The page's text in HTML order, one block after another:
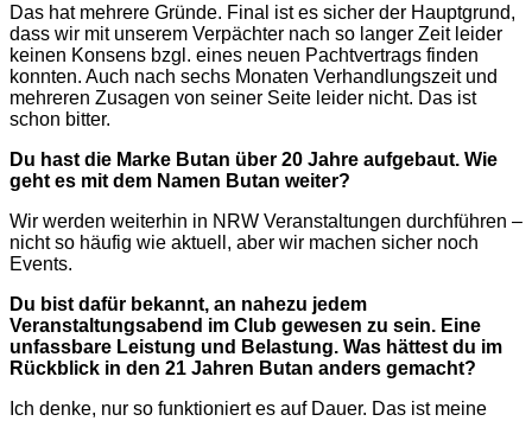
Das hat mehrere Gründe. Final ist es sicher der Hauptgrund,
dass wir mit unserem Verpächter nach so langer Zeit leider
keinen Konsens bzgl. eines neuen Pachtvertrags finden
konnten. Auch nach sechs Monaten Verhandlungszeit und
mehreren Zusagen von seiner Seite leider nicht. Das ist
schon bitter.
Du hast die Marke Butan über 20 Jahre aufgebaut. Wie
geht es mit dem Namen Butan weiter?
Wir werden weiterhin in NRW Veranstaltungen durchführen –
nicht so häufig wie aktuell, aber wir machen sicher noch
Events.
Du bist dafür bekannt, an nahezu jedem
Veranstaltungsabend im Club gewesen zu sein. Eine
unfassbare Leistung und Belastung. Was hättest du im
Rückblick in den 21 Jahren Butan anders gemacht?
Ich denke, nur so funktioniert es auf Dauer. Das ist meine